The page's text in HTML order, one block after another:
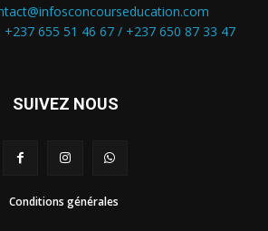
+237 655 51 46 67 / +237 650 87 33 47
SUIVEZ NOUS
Conditions générales